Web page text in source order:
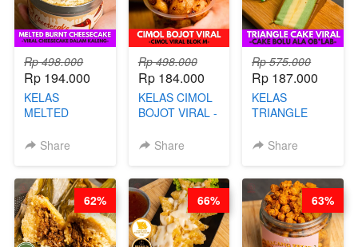
Rp 498.000
Rp 194.000
KELAS
MELTED
CHEESECAKE -
DALAM
KALENG-BY
CHEF DITA
Share
Rp 498.000
Rp 184.000
KELAS CIMOL
BOJOT VIRAL -
BLOK M -BY
JUNI)
Share
Rp 575.000
Rp 187.000
KELAS
TRIANGLE
CAKE BOLU
Share
62% 66% 63%